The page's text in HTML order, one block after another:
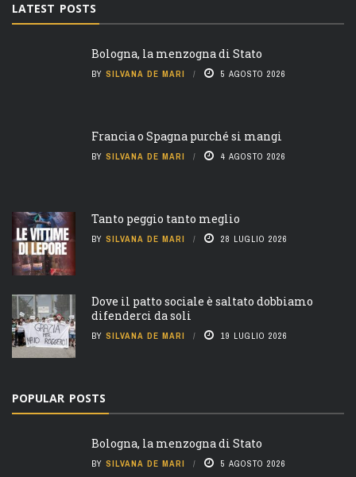
LATEST POSTS
Bologna, la menzogna di Stato
BY SILVANA DE MARI 5 AGOSTO 2026
Francia o Spagna purché si mangi
BY SILVANA DE MARI 4 AGOSTO 2026
Tanto peggio tanto meglio
BY SILVANA DE MARI 28 LUGLIO 2026
Dove il patto sociale è saltato dobbiamo
difenderci da soli
BY SILVANA DE MARI 19 LUGLIO 2026
POPULAR POSTS
Bologna, la menzogna di Stato
BY SILVANA DE MARI 5 AGOSTO 2026